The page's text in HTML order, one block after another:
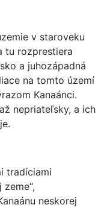
v staroveku
tu rozprestiera
a juhozápadná
na tomto území
Kanaánci.
nepriateľsky, a ich
tradíciami
neskorej